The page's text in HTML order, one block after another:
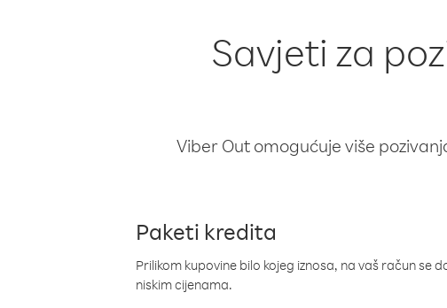
Savjeti za
Viber Out omogućuje više
Paketi kredita
Prilikom kupovine bilo kojeg iznosa, na vaš račun
niskim cijenama.